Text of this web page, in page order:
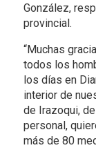
González,
provincial.
“Muchas
todos los
los días en
interior de
de Irazoqui,
personal,
más de 80